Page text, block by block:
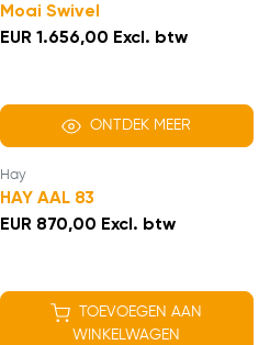
Moai Swivel
EUR 1.656,00 Excl. btw
ONTDEK MEER
Hay
HAY AAL 83
EUR 870,00 Excl. btw
TOEVOEGEN AAN
WINKELWAGEN